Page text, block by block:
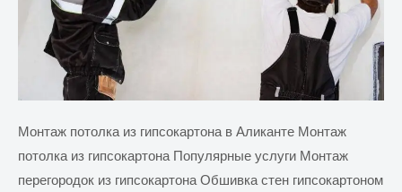
Монтаж потолка из гипсокартона в Аликанте Монтаж
потолка из гипсокартона Популярные услуги Монтаж
перегородок из гипсокартона Обшивка стен гипсокартоном